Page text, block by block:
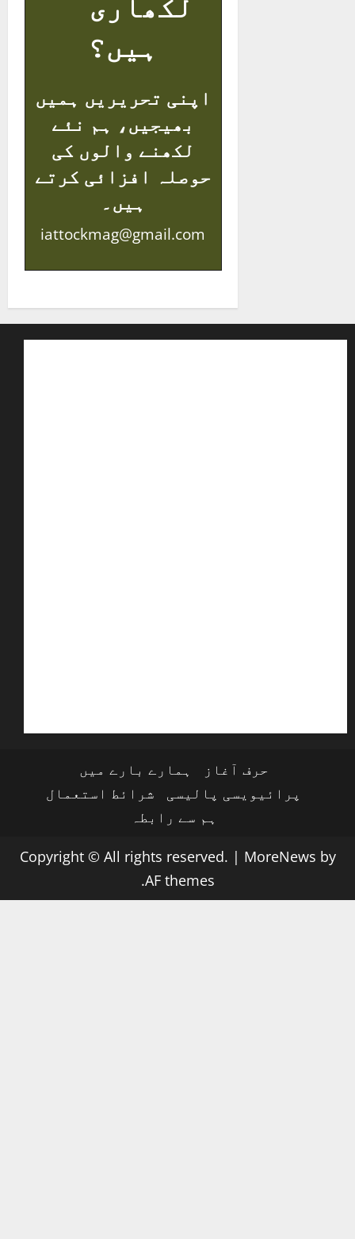
ہیں؟
اپنی تحریریں ہمیں
بھیجیں، ہم نئے
لکھنے والوں کی
حوصلہ افزائی کرتے
ہیں۔
iattockmag@gmail.com
حرف آغاز
ہمارے بارے میں
پرائیویسی پالیسی
شرائط استعمال
ہم سے رابطہ
Copyright © All rights reserved. | MoreNews by
AF themes.